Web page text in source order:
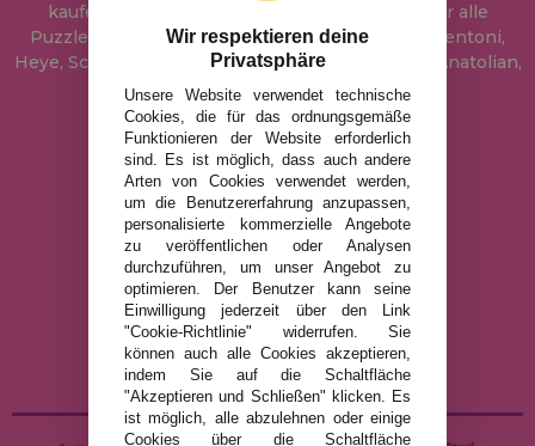
kaufen können. In unserem Katalog führen wir alle
Puzzles der Marken Educa, Ravensburger, Clementoni,
Heye, Schmidt, Castorland, Jumbo, Trefl, Piatnik, Anatolian,
Art Puzzle, Gibsons und viele mehr.
info@puzzleladen.de
RECHTLICHE HINWEISE
DATENSCHUTZRICHTLINIE
COOKIE-RICHTLINIE
VERSAND UND RÜCKGABE
RÜCKGABE / WIDERRUF
Wir respektieren deine
Privatsphäre
Unsere Website verwendet technische
Cookies, die für das ordnungsgemäße
Funktionieren der Website erforderlich
sind. Es ist möglich, dass auch andere
Arten von Cookies verwendet werden,
um die Benutzererfahrung anzupassen,
personalisierte kommerzielle Angebote
zu veröffentlichen oder Analysen
durchzuführen, um unser Angebot zu
optimieren. Der Benutzer kann seine
Einwilligung jederzeit über den Link
"Cookie-Richtlinie" widerrufen. Sie
können auch alle Cookies akzeptieren,
indem Sie auf die Schaltfläche
"Akzeptieren und Schließen" klicken. Es
ist möglich, alle abzulehnen oder einige
Cookies über die Schaltfläche